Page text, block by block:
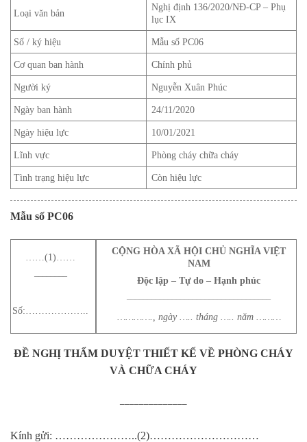
Loại văn bản
Nghị định 136/2020/NĐ-CP – Phụ
lục IX
Số / ký hiệu Mẫu số PC06
Cơ quan ban hành Chính phủ
Người ký Nguyễn Xuân Phúc
Ngày ban hành 24/11/2020
Ngày hiệu lực 10/01/2021
Lĩnh vực Phòng cháy chữa cháy
Tình trạng hiệu lực Còn hiệu lực
Mẫu số PC06
……(1)……
Số:………………..
CỘNG HÒA XÃ HỘI CHỦ NGHĨA VIỆT
NAM
Độc lập – Tự do – Hạnh phúc
…………., ngày ….. tháng ….. năm ………
ĐỀ NGHỊ THẨM DUYỆT THIẾT KẾ VỀ PHÒNG CHÁY
VÀ CHỮA CHÁY
Kính gửi: …………………..(2)…………………………